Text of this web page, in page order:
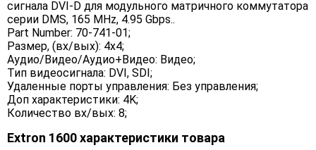
сигнала DVI-D для модульного матричного коммутатора
серии DMS, 165 MHz, 4.95 Gbps..
Part Number: 70-741-01;
Размер, (вх/вых): 4х4;
Аудио/Видео/Аудио+Видео: Видео;
Тип видеосигнала: DVI, SDI;
Удаленные порты управления: Без управления;
Доп характеристики: 4K;
Количество вх/вых: 8;
Extron 1600 характеристики товара